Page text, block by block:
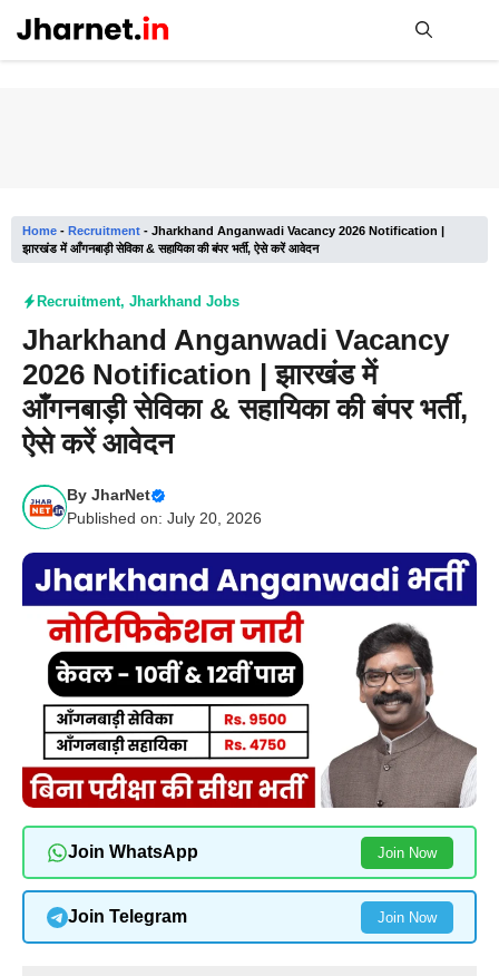
content
Home - Recruitment - Jharkhand Anganwadi Vacancy 2026 Notification |
झारखंड में आँगनबाड़ी सेविका & सहायिका की बंपर भर्ती, ऐसे करें आवेदन
Recruitment, Jharkhand Jobs
Jharkhand Anganwadi Vacancy
2026 Notification | झारखंड में
आँगनबाड़ी सेविका & सहायिका की बंपर भर्ती,
ऐसे करें आवेदन
By JharNet
Published on: July 20, 2026
Join WhatsApp Join Now
Join Telegram Join Now